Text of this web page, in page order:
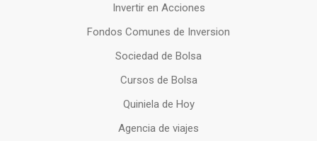
Invertir en Acciones
Fondos Comunes de Inversion
Sociedad de Bolsa
Cursos de Bolsa
Quiniela de Hoy
Agencia de viajes